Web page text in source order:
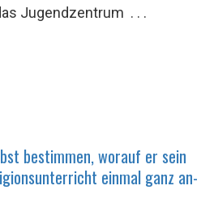
Jugendzentrum . . .
be­stim­men, wor­auf er sein
ein­mal ganz an­